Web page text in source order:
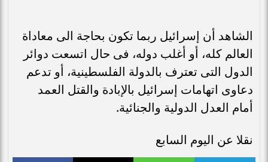
الشاهد أن إسرائيل ربما تكون بحاجة الى معاداة
العالم كله، أو أغلب دوله، فى حال اتسعت دوائر
الدول التى تعترف بالدولة الفلسطينية، أو تدعم
دعاوى اتهامات إسرائيل بالإبادة والقتل العمد
أمام العدل الدولية والجنائية.
نقلا عن اليوم السابع